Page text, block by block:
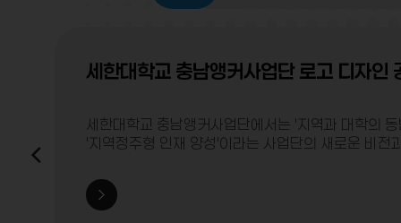
세한대학교 충남앵커사업단 로고 디자인
세한대학교 충남앵커사업단에서는 '지역과 대학의
'지역정주형 인재 양성'이라는 사업단의 새로운 비전